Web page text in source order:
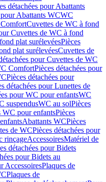
détachées pour Abattants
Abattants WCWC
ComfortCuvettes de WC à fond
Cuvettes de WC à fond
plat surélevéesPièces
plat surélevéesCuvettes de
pour Cuvettes de WC
ComfortPièces détachées pour
Pièces détachées pour
détachées pour Lunettes de
pour WC pour enfantsWC
suspendusWC au solPièces
WC pour enfantsPièces
Abattants WCPièces
de WCPièces détachées pour
rinçageAccessoiresMatériel de
détachées pour Bidets
pour Bidets au
AccessoiresPlaques de
Plaques de